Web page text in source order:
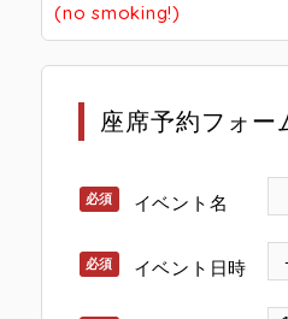
(no smoking!)
座席予約フォー
イベント名
イベント日時